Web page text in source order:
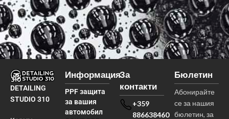
DETAILING
STUDIO 310
Информация
PPF защита
за вашия
автомобил
За
контакти
+359
886638460
Бюлетин
Абонирайте
се за нашия
бюлетин, за